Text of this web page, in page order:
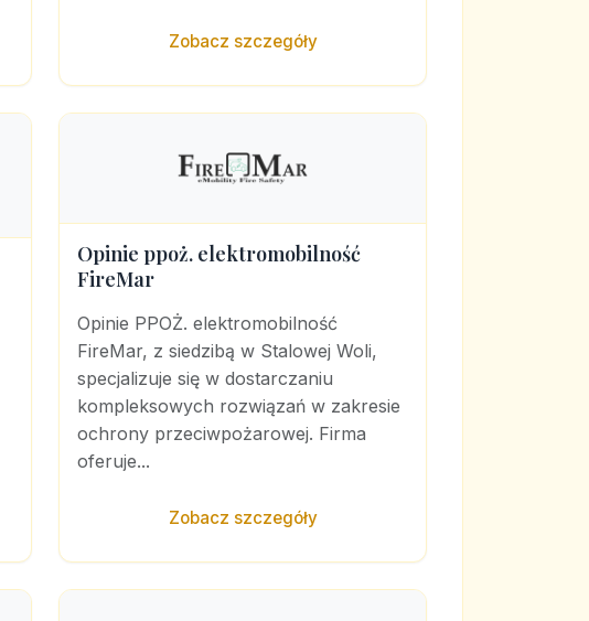
Zobacz szczegóły
Opinie ppoż. elektromobilność
FireMar
Opinie PPOŻ. elektromobilność
FireMar, z siedzibą w Stalowej Woli,
specjalizuje się w dostarczaniu
kompleksowych rozwiązań w zakresie
ochrony przeciwpożarowej. Firma
oferuje...
Zobacz szczegóły